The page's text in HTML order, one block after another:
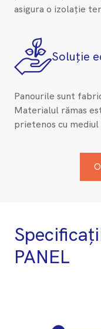
asigura o izolație
Soluție
Panourile sunt
Materialul rămas
prietenos cu
PANEL